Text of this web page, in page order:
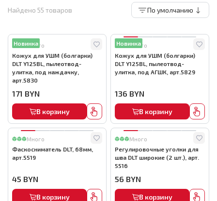
Найдено 55 товаров По умолчанию
Много
Новинка
Кожух для УШМ (болгарки)
DLT Y125BL, пылеотвод-
улитка, под наждачку,
арт.5830
171 BYN
В корзину
Много
Новинка
Кожух для УШМ (болгарки)
DLT Y125BL, пылеотвод-
улитка, под АГШК, арт.5829
136 BYN
В корзину
Много
Фаскосниматель DLT, 68мм,
арт.5519
45 BYN
В корзину
Много
Регулировочные уголки для
шва DLT широкие (2 шт.), арт.
5516
56 BYN
В корзину